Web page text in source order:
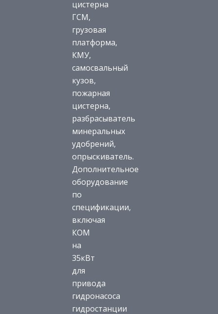
цистерна
ГСМ,
грузовая
платформа,
КМУ,
самосвальный
кузов,
пожарная
цистерна,
разбрасыватель
минеральных
удобрений,
опрыскиватель.
Дополнительное
оборудование
по
спецификации,
включая
КОМ
на
35кВт
для
привода
гидронасоса
гидростанции